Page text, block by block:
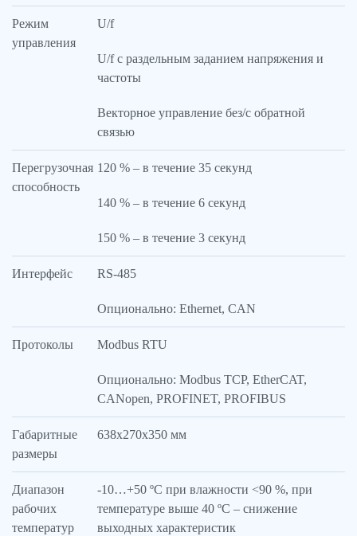
Режим
управления
U/f
U/f с раздельным заданием напряжения и
частоты
Векторное управление без/с обратной
связью
Перегрузочная
способность
120 % – в течение 35 секунд
140 % – в течение 6 секунд
150 % – в течение 3 секунд
Интерфейс RS-485
Опционально: Ethernet, CAN
Протоколы Modbus RTU
Опционально: Modbus TCP, EtherCAT,
CANopen, PROFINET, PROFIBUS
Габаритные
размеры
638х270х350 мм
Диапазон
рабочих
температур
-10…+50 ºС при влажности <90 %, при
температуре выше 40 ºС – снижение
выходных характеристик